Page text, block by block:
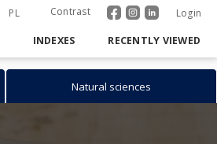
PL Contrast Login
INDEXES RECENTLY VIEWED
Natural sciences